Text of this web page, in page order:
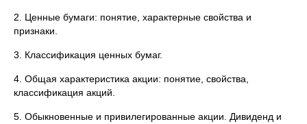
2. Ценные бумаги: понятие, характерные свойства и
признаки.
3. Классификация ценных бумаг.
4. Общая характеристика акции: понятие, свойства,
классификация акций.
5. Обыкновенные и привилегированные акции. Дивиденд и